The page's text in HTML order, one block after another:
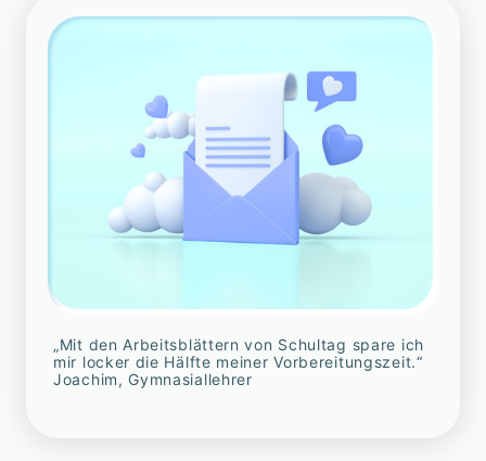
„Mit den Arbeitsblättern von Schultag spare ich
mir locker die Hälfte meiner Vorbereitungszeit.“
Joachim, Gymnasiallehrer